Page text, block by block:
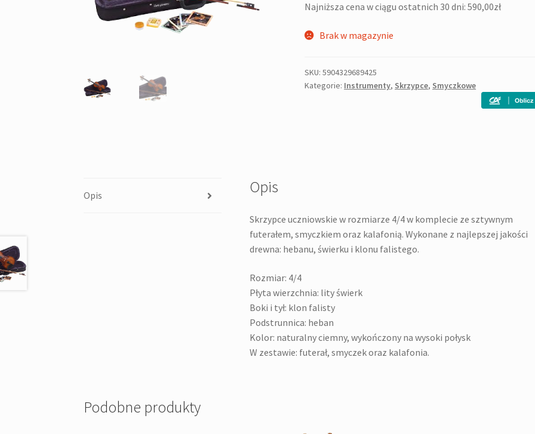
Najniższa cena w ciągu ostatnich 30 dni:590,00zł
Brak w magazynie
SKU:5904329689425
Kategorie: Instrumenty, Skrzypce, Smyczkowe
Opis Opis
Skrzypce uczniowskie w rozmiarze 4/4 w komplecie ze sztywnym
futerałem, smyczkiem oraz kalafonią. Wykonane z najlepszej jakości
drewna: hebanu, świerku i klonu falistego.
Rozmiar: 4/4
Płyta wierzchnia: lity świerk
Boki i tył: klon falisty
Podstrunnica: heban
Kolor: naturalny ciemny, wykończony na wysoki połysk
W zestawie: futerał, smyczek oraz kalafonia.
Podobne produkty